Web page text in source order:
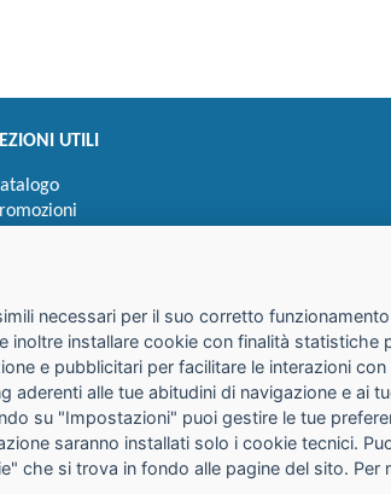
UTILI
necessari per il suo corretto
installare cookie con finalità statistiche
e pubblicitari per facilitare le interazioni
alle tue abitudini di navigazione e ai
su "Impostazioni" puoi gestire le tue
saranno installati solo i cookie tecnici.
che si trova in fondo alle pagine del sito. Per